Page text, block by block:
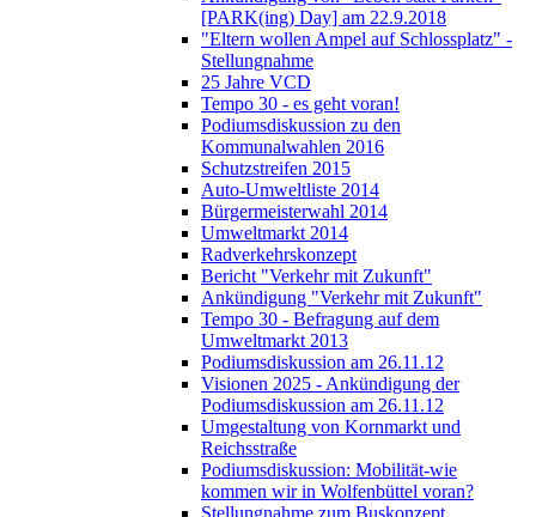
[PARK(ing) Day] am 22.9.2018
"Eltern wollen Ampel auf Schlossplatz" -
Stellungnahme
25 Jahre VCD
Tempo 30 - es geht voran!
Podiumsdiskussion zu den
Kommunalwahlen 2016
Schutzstreifen 2015
Auto-Umweltliste 2014
Bürgermeisterwahl 2014
Umweltmarkt 2014
Radverkehrskonzept
Bericht "Verkehr mit Zukunft"
Ankündigung "Verkehr mit Zukunft"
Tempo 30 - Befragung auf dem
Umweltmarkt 2013
Podiumsdiskussion am 26.11.12
Visionen 2025 - Ankündigung der
Podiumsdiskussion am 26.11.12
Umgestaltung von Kornmarkt und
Reichsstraße
Podiumsdiskussion: Mobilität-wie
kommen wir in Wolfenbüttel voran?
Stellungnahme zum Buskonzept